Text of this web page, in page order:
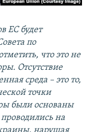
ЕС будет
по
что это не
Отсутствие
среда – это то,
точки
были основаны
на